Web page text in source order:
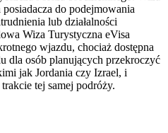
do podejmowania
lub działalności
Wiza Turystyczna eVisa
wjazdu, chociaż dostępna
dla osób planujących przekroczyć
jak Jordania czy Izrael, i
tej samej podróży.